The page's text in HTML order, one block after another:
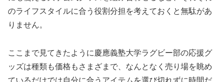
のライフスタイルに合う役割分担を考えておくと無駄があ
りません。
ここまで見てきたように慶應義塾大学ラグビー部の応援グ
ッズは種類も価格もさまざまで、なんとなく売り場を眺め
ているだけでは自分に合うアイテムを選び切れずに時間だ